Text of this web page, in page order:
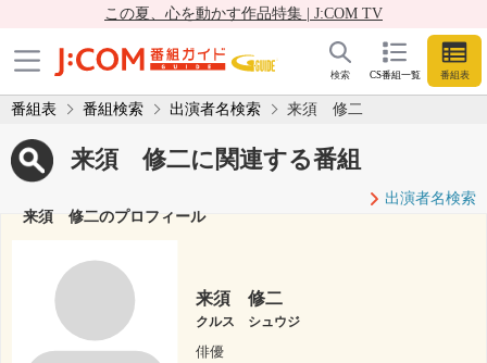
この夏、心を動かす作品特集 | J:COM TV
CS番組一覧 番組表
検索
番組表 番組検索 出演者名検索 来須 修二
来須 修二に関連する番組
出演者名検索
来須 修二のプロフィール
来須 修二
クルス シュウジ
俳優